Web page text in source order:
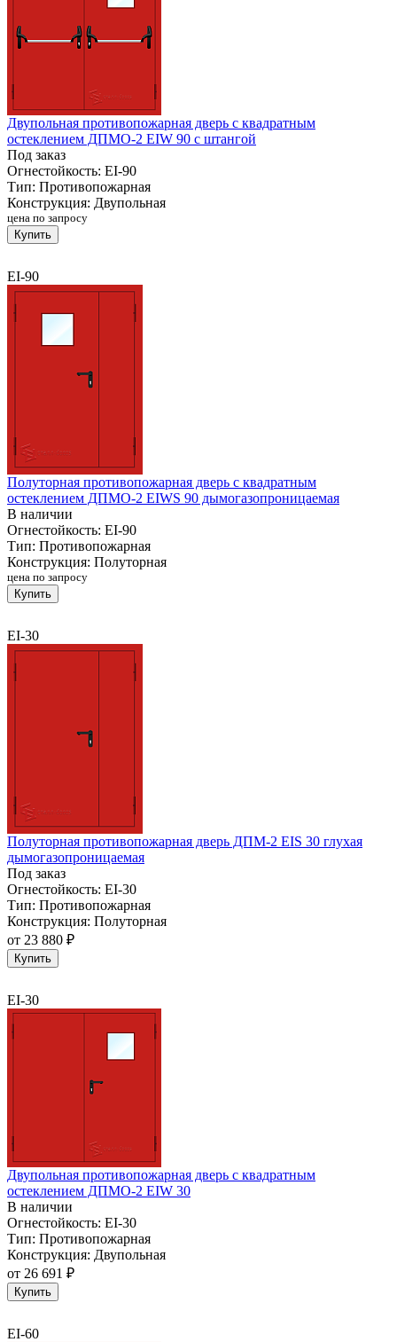
Двупольная противопожарная дверь с квадратным
остеклением ДПМО-2 EIW 90 с штангой
Под заказ
Огнестойкость: EI-90
Тип: Противопожарная
Конструкция: Двупольная
цена по запросу
Купить
EI-90
Полуторная противопожарная дверь с квадратным
остеклением ДПМО-2 EIWS 90 дымогазопроницаемая
В наличии
Огнестойкость: EI-90
Тип: Противопожарная
Конструкция: Полуторная
цена по запросу
Купить
EI-30
Полуторная противопожарная дверь ДПМ-2 EIS 30 глухая
дымогазопроницаемая
Под заказ
Огнестойкость: EI-30
Тип: Противопожарная
Конструкция: Полуторная
от 23 880 ₽
Купить
EI-30
Двупольная противопожарная дверь с квадратным
остеклением ДПМО-2 EIW 30
В наличии
Огнестойкость: EI-30
Тип: Противопожарная
Конструкция: Двупольная
от 26 691 ₽
Купить
EI-60